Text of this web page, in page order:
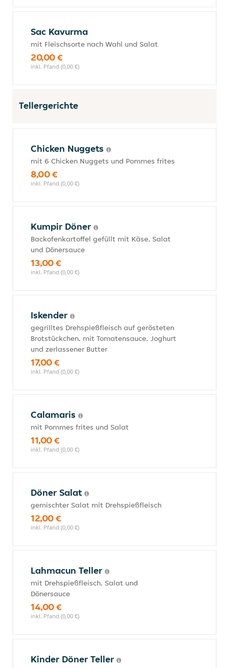
Sac Kavurma
mit Fleischsorte nach Wahl und Salat
20,00 €
inkl. Pfand (0,00 €)
Tellergerichte
Chicken Nuggets
mit 6 Chicken Nuggets und Pommes frites
8,00 €
inkl. Pfand (0,00 €)
Kumpir Döner
Backofenkartoffel gefüllt mit Käse, Salat
und Dönersauce
13,00 €
inkl. Pfand (0,00 €)
Iskender
gegrilltes Drehspießfleisch auf gerösteten
Brotstückchen, mit Tomatensauce, Joghurt
und zerlassener Butter
17,00 €
inkl. Pfand (0,00 €)
Calamaris
mit Pommes frites und Salat
11,00 €
inkl. Pfand (0,00 €)
Döner Salat
gemischter Salat mit Drehspießfleisch
12,00 €
inkl. Pfand (0,00 €)
Lahmacun Teller
mit Drehspießfleisch, Salat und
Dönersauce
14,00 €
inkl. Pfand (0,00 €)
Kinder Döner Teller